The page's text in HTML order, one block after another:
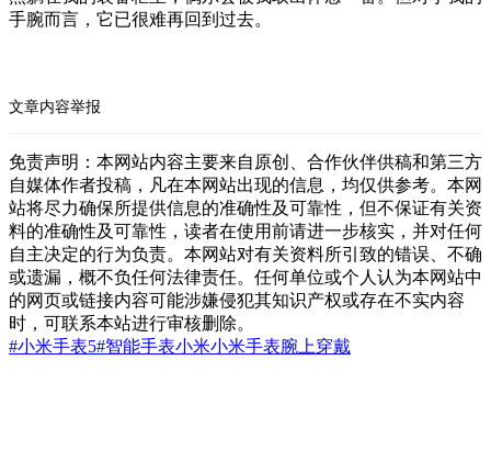
手腕而言，它已很难再回到过去。
文章内容举报
免责声明：本网站内容主要来自原创、合作伙伴供稿和第三方
自媒体作者投稿，凡在本网站出现的信息，均仅供参考。本网
站将尽力确保所提供信息的准确性及可靠性，但不保证有关资
料的准确性及可靠性，读者在使用前请进一步核实，并对任何
自主决定的行为负责。本网站对有关资料所引致的错误、不确
或遗漏，概不负任何法律责任。任何单位或个人认为本网站中
的网页或链接内容可能涉嫌侵犯其知识产权或存在不实内容
时，可联系本站进行审核删除。
#小米手表5#智能手表小米小米手表腕上穿戴